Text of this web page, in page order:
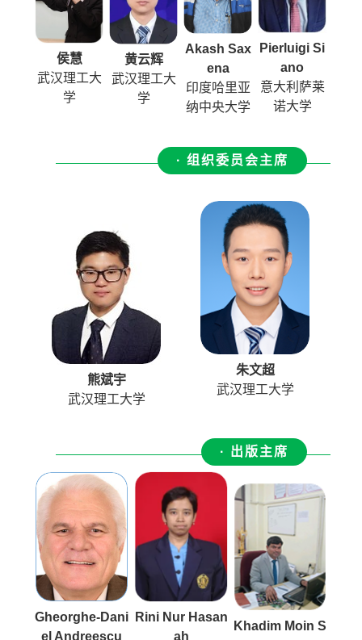
侯慧
武汉理工大
学
黄云辉
武汉理工大
学
Akash Sax
ena
印度哈里亚
纳中央大学
Pierluigi Si
ano
意大利萨莱
诺大学
· 组织委员会主席
熊斌宇
武汉理工大学
朱文超
武汉理工大学
· 出版主席
Gheorghe-Dani
el Andreescu
Rini Nur Hasan
ah
Khadim Moin S